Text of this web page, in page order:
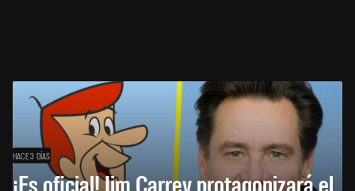
HACE 3 DÍAS
¡Es oficial! Jim Carrey protagonizará el